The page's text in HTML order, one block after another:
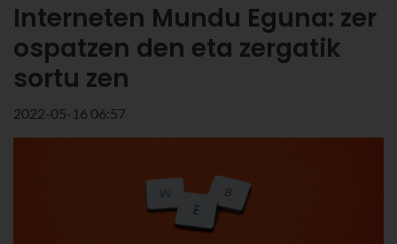
Interneten Mundu Eguna: zer
ospatzen den eta zergatik
sortu zen
2022-05-16 06:57